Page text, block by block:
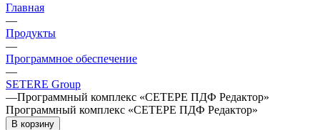
Главная
—
Продукты
—
Программное обеспечение
—
SETERE Group
—Программный комплекс «СЕТЕРЕ ПДФ Редактор»
Программный комплекс «СЕТЕРЕ ПДФ Редактор»
В корзину